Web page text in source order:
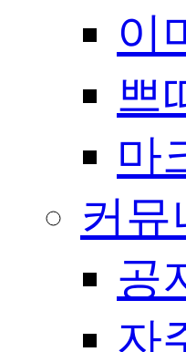
이
쁘
마
커뮤
공
자